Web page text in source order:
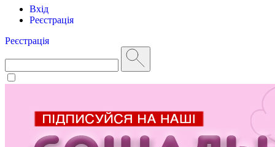
Вхід
Реєстрація
Реєстрація